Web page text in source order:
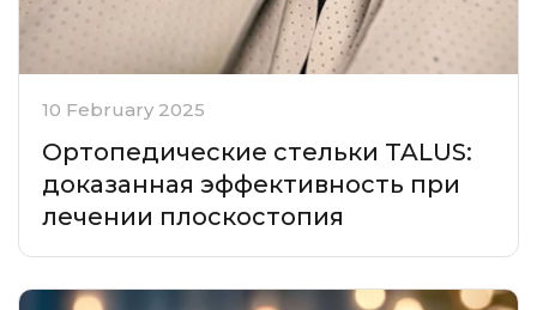
10 February 2025
Ортопедические стельки TALUS:
доказанная эффективность при
лечении плоскостопия